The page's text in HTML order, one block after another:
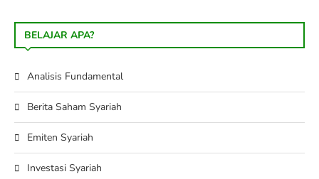
BELAJAR APA?
Analisis Fundamental
Berita Saham Syariah
Emiten Syariah
Investasi Syariah